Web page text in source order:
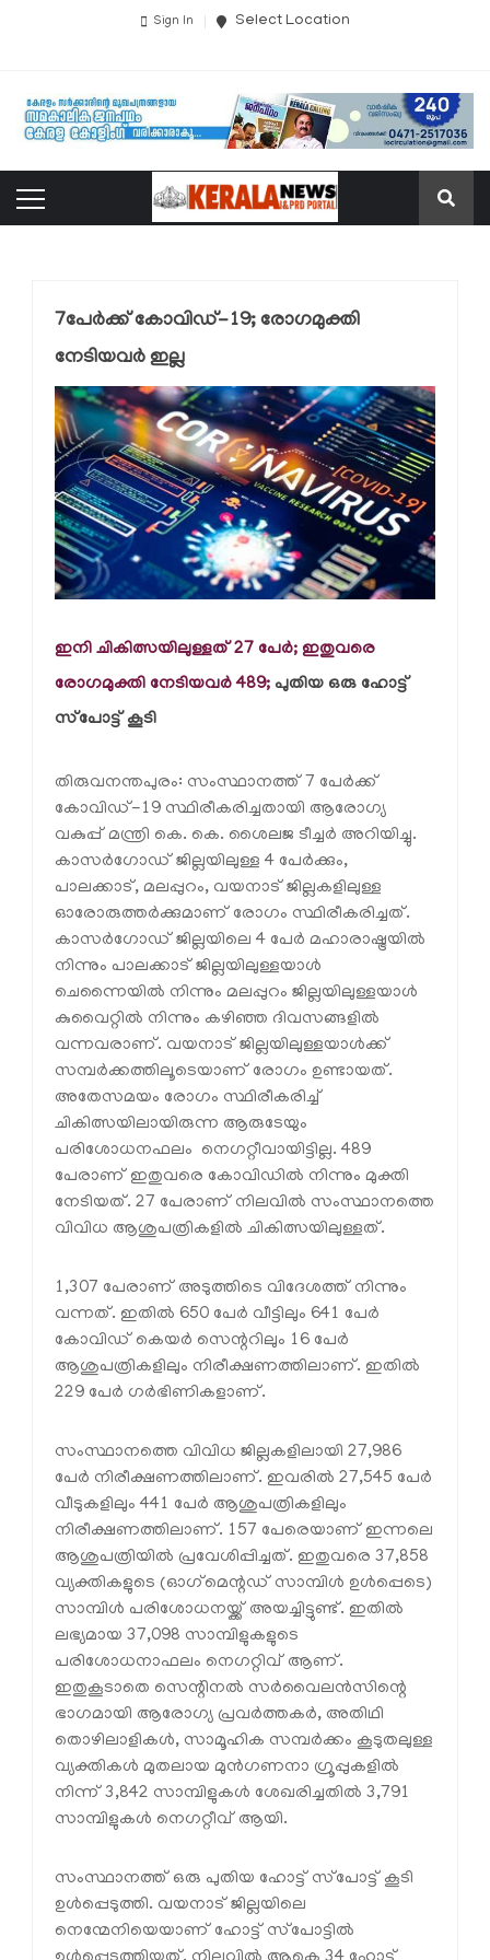
Sign In Select Location
7പേര്‍ക്ക് കോവിഡ്-19; രോഗമുക്തി
നേടിയവര്‍ ഇല്ല
ഇനി ചികിത്സയിലുള്ളത് 27 പേര്‍; ഇതുവരെ
രോഗമുക്തി നേടിയവര്‍ 489; പുതിയ ഒരു ഹോട്ട്
സ്‌പോട്ട് കൂടി
തിരുവനന്തപുരം: സംസ്ഥാനത്ത് 7 പേര്‍ക്ക്
കോവിഡ്-19 സ്ഥിരീകരിച്ചതായി ആരോഗ്യ
വകുപ്പ് മന്ത്രി കെ. കെ. ശൈലജ ടീച്ചര്‍ അറിയിച്ചു.
കാസര്‍ഗോഡ് ജില്ലയിലുള്ള 4 പേര്‍ക്കും,
പാലക്കാട്, മലപ്പുറം, വയനാട് ജില്ലകളിലുള്ള
ഓരോരുത്തര്‍ക്കുമാണ് രോഗം സ്ഥിരീകരിച്ചത്.
കാസര്‍ഗോഡ് ജില്ലയിലെ 4 പേര്‍ മഹാരാഷ്ട്രയില്‍
നിന്നും പാലക്കാട് ജില്ലയിലുള്ളയാള്‍
ചെന്നൈയില്‍ നിന്നും മലപ്പുറം ജില്ലയിലുള്ളയാള്‍
കുവൈറ്റില്‍ നിന്നും കഴിഞ്ഞ ദിവസങ്ങളില്‍
വന്നവരാണ്. വയനാട് ജില്ലയിലുള്ളയാള്‍ക്ക്
സമ്പര്‍ക്കത്തിലൂടെയാണ് രോഗം ഉണ്ടായത്.
അതേസമയം രോഗം സ്ഥിരീകരിച്ച്
ചികിത്സയിലായിരുന്ന ആരുടേയും
പരിശോധനഫലം നെഗറ്റീവായിട്ടില്ല. 489
പേരാണ് ഇതുവരെ കോവിഡില്‍ നിന്നും മുക്തി
നേടിയത്. 27 പേരാണ് നിലവില്‍ സംസ്ഥാനത്തെ
വിവിധ ആശുപത്രികളില്‍ ചികിത്സയിലുള്ളത്.
1,307 പേരാണ് അടുത്തിടെ വിദേശത്ത് നിന്നും
വന്നത്. ഇതില്‍ 650 പേര്‍ വീട്ടിലും 641 പേര്‍
കോവിഡ് കെയര്‍ സെന്ററിലും 16 പേര്‍
ആശുപത്രികളിലും നിരീക്ഷണത്തിലാണ്. ഇതില്‍
229 പേര്‍ ഗര്‍ഭിണികളാണ്.
സംസ്ഥാനത്തെ വിവിധ ജില്ലകളിലായി 27,986
പേര്‍ നിരീക്ഷണത്തിലാണ്. ഇവരില്‍ 27,545 പേര്‍
വീടുകളിലും 441 പേര്‍ ആശുപത്രികളിലും
നിരീക്ഷണത്തിലാണ്. 157 പേരെയാണ് ഇന്നലെ
ആശുപത്രിയില്‍ പ്രവേശിപ്പിച്ചത്. ഇതുവരെ 37,858
വ്യക്തികളുടെ (ഓഗ്‌മെന്റഡ് സാമ്പിള്‍ ഉള്‍പ്പെടെ)
സാമ്പിള്‍ പരിശോധനയ്ക്ക് അയച്ചിട്ടുണ്ട്. ഇതില്‍
ലഭ്യമായ 37,098 സാമ്പിളുകളുടെ
പരിശോധനാഫലം നെഗറ്റിവ് ആണ്.
ഇതുകൂടാതെ സെന്റിനല്‍ സര്‍വൈലന്‍സിന്റെ
ഭാഗമായി ആരോഗ്യ പ്രവര്‍ത്തകര്‍, അതിഥി
തൊഴിലാളികള്‍, സാമൂഹിക സമ്പര്‍ക്കം കൂടുതലുള്ള
വ്യക്തികള്‍ മുതലായ മുന്‍ഗണനാ ഗ്രൂപ്പുകളില്‍
നിന്ന് 3,842 സാമ്പിളുകള്‍ ശേഖരിച്ചതില്‍ 3,791
സാമ്പിളുകള്‍ നെഗറ്റീവ് ആയി.
സംസ്ഥാനത്ത് ഒരു പുതിയ ഹോട്ട് സ്‌പോട്ട് കൂടി
ഉള്‍പ്പെടുത്തി. വയനാട് ജില്ലയിലെ
നെന്മേനിയെയാണ് ഹോട്ട് സ്‌പോട്ടില്‍